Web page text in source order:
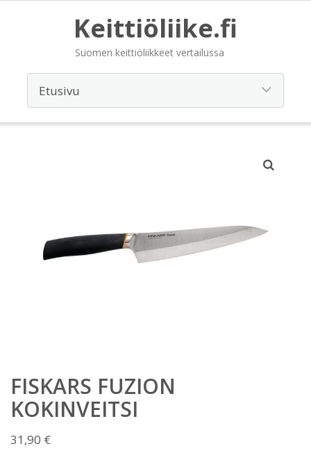
Keittiöliike.fi
Suomen keittiöliikkeet vertailussa
FISKARS FUZION
KOKINVEITSI
31,90 €